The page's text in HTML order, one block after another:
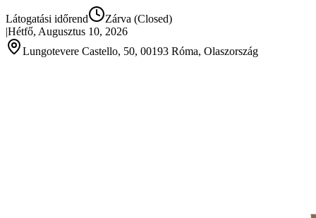
Látogatási időrend Zárva (Closed)
|Hétfő, Augusztus 10, 2026
Lungotevere Castello, 50, 00193 Róma, Olaszország